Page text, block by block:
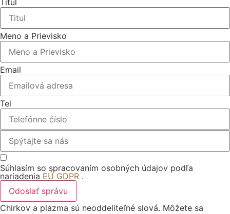
Meno a Prievisko
Email
Tel
Súhlasím so spracovaním osobných údajov podľa
nariadenia EÚ GDPR .
Odoslať správu
Chirkov a plazma sú neoddeliteľné slová. Môžete sa